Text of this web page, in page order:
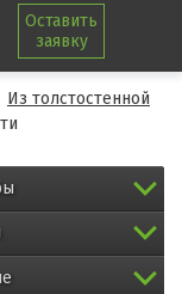
Оставить
заявку
Из толстостенной